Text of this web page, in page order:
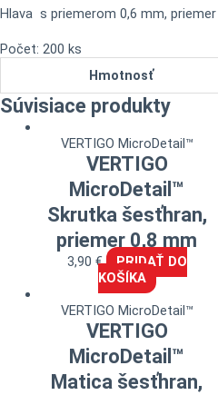
Hlava s priemerom 0,6 mm,
Počet: 200 ks
Hmotnosť
Súvisiace produkty
VERTIGO MicroDetail™
VERTIGO
MicroDetail™
Skrutka šesťhran,
priemer 0,8 mm
3,90 €
PRIDAŤ DO
KOŠÍKA
VERTIGO MicroDetail™
VERTIGO
MicroDetail™
Matica šesťhran,